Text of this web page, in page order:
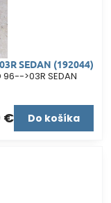
SEDAN (192044)
>03R SEDAN
€ Do košíka